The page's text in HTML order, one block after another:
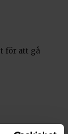
för att gå